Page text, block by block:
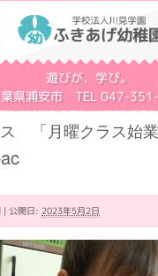
遊びが、学び。
県浦安市 TEL 047-
「月曜クラス始業
| 公開日: 2023年5月2日